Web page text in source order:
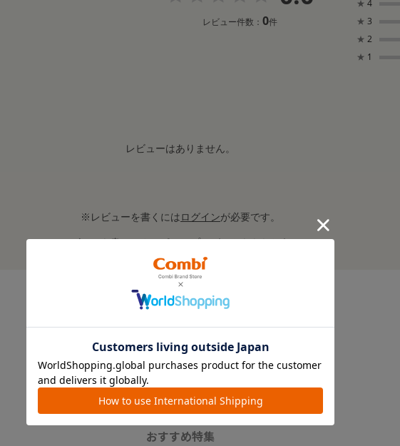
レビュー件数： 0件
★ 4
★ 3
★ 2
★ 1
レビューはありません。
※レビューを書くにはログインが必要です。
レビューを書いてクーポン＆プレゼントをもらおう！
FEATURE
おすすめ特集